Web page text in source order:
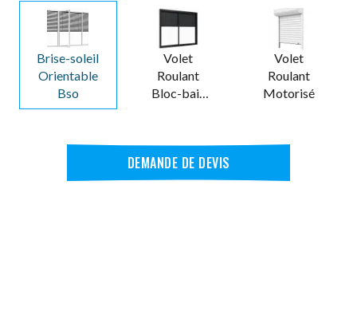
Brise-soleil
Orientable
Bso
Volet
Roulant
Bloc-baie
Volet
Roulant
Motorisé
DEMANDE DE DEVIS